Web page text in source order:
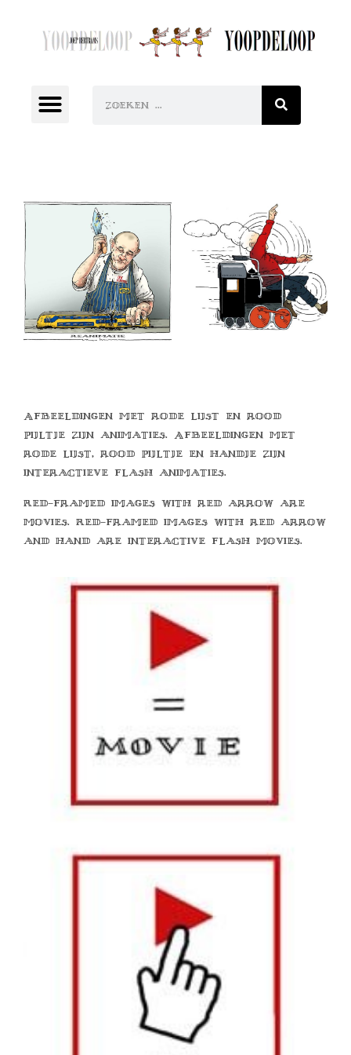
Afbeeldingen met rode lijst en rood
pijltje zijn animaties. Afbeeldingen met
rode lijst, rood pijltje en handje zijn
interactieve flash animaties.
Red-framed images with red arrow are
movies. Red-framed images with red arrow
and hand are interactive flash movies.